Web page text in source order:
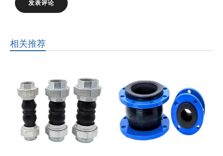
相关推荐